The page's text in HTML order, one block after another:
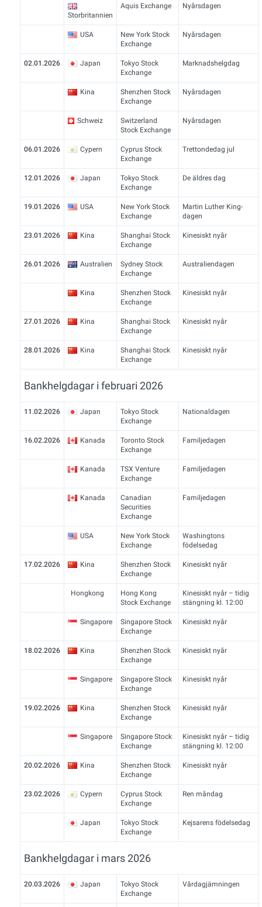
Storbritannien
Aquis Exchange Nyårsdagen
USA
New York Stock
Exchange
Nyårsdagen
02.01.2026 Japan
Tokyo Stock
Exchange
Marknadshelgdag
Kina
Shenzhen Stock
Exchange
Nyårsdagen
Schweiz
Switzerland
Stock Exchange
Nyårsdagen
06.01.2026 Cypern
Cyprus Stock
Exchange
Trettondedag jul
12.01.2026 Japan
Tokyo Stock
Exchange
De äldres dag
19.01.2026 USA
New York Stock
Exchange
Martin Luther King-
dagen
23.01.2026 Kina
Shanghai Stock
Exchange
Kinesiskt nyår
26.01.2026 Australien
Sydney Stock
Exchange
Australiendagen
Kina
Shenzhen Stock
Exchange
Kinesiskt nyår
27.01.2026 Kina
Shanghai Stock
Exchange
Kinesiskt nyår
28.01.2026 Kina
Shanghai Stock
Exchange
Kinesiskt nyår
Bankhelgdagar i februari 2026
11.02.2026 Japan
Tokyo Stock
Exchange
Nationaldagen
16.02.2026 Kanada
Toronto Stock
Exchange
Familjedagen
Kanada
TSX Venture
Exchange
Familjedagen
Kanada
Canadian
Securities
Exchange
Familjedagen
USA
New York Stock
Exchange
Washingtons
födelsedag
17.02.2026 Kina
Shenzhen Stock
Exchange
Kinesiskt nyår
Hongkong
Hong Kong
Stock Exchange
Kinesiskt nyår – tidig
stängning kl. 12:00
Singapore
Singapore Stock
Exchange
Kinesiskt nyår
18.02.2026 Kina
Shenzhen Stock
Exchange
Kinesiskt nyår
Singapore
Singapore Stock
Exchange
Kinesiskt nyår
19.02.2026 Kina
Shenzhen Stock
Exchange
Kinesiskt nyår
Singapore
Singapore Stock
Exchange
Kinesiskt nyår – tidig
stängning kl. 12:00
20.02.2026 Kina
Shenzhen Stock
Exchange
Kinesiskt nyår
23.02.2026 Cypern
Cyprus Stock
Exchange
Ren måndag
Japan
Tokyo Stock
Exchange
Kejsarens födelsedag
Bankhelgdagar i mars 2026
20.03.2026 Japan
Tokyo Stock
Exchange
Vårdagjämningen